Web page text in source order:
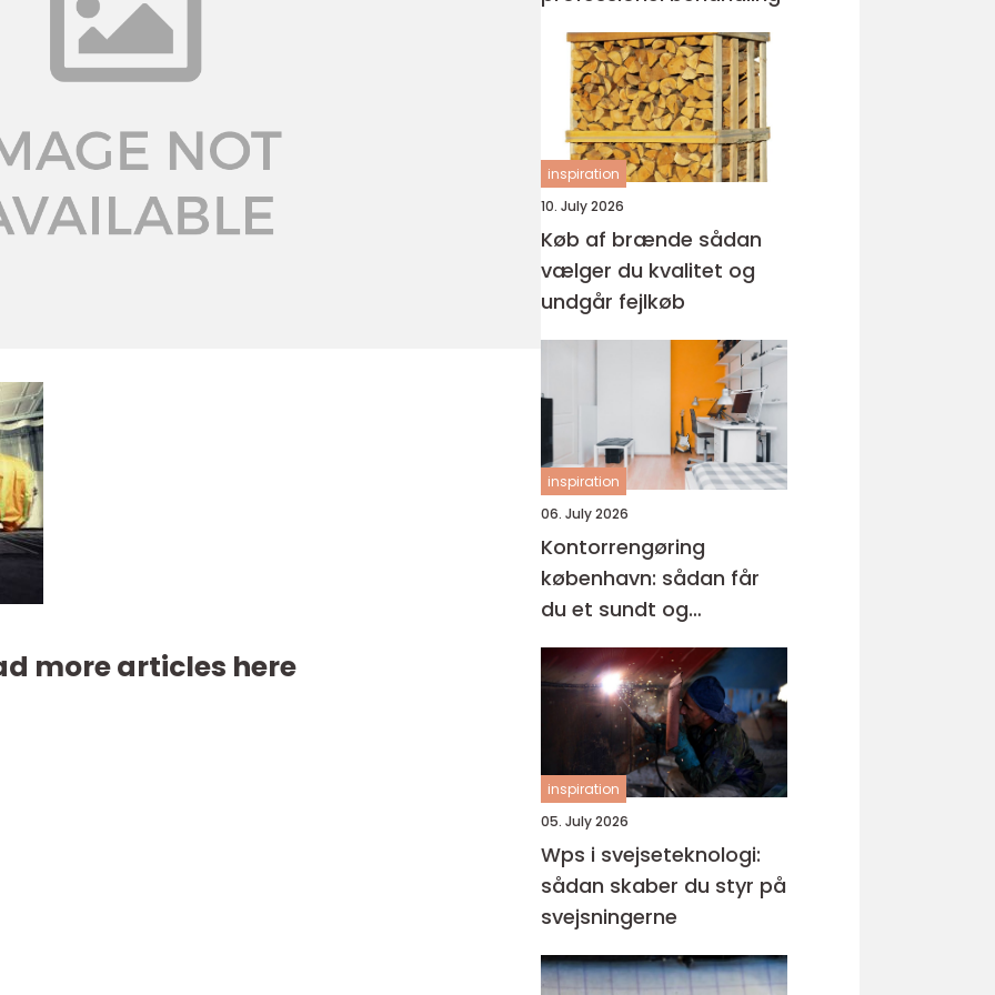
more articles here
inspiration
10. July 2026
Køb af brænde sådan
vælger du kvalitet og
undgår fejlkøb
inspiration
06. July 2026
Kontorrengøring
københavn: sådan får
du et sundt og
professionelt
arbejdsmiljø
inspiration
05. July 2026
Wps i svejseteknologi:
sådan skaber du styr på
svejsningerne